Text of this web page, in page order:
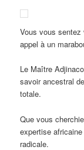
Vous vous sentez
appel à un
Le Maître
savoir ancestral
totale.
Que vous
expertise
radicale.